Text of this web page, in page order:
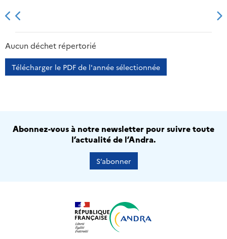
2013 2014
Aucun déchet répertorié
Télécharger le PDF de l'année sélectionnée
Abonnez-vous à notre newsletter pour suivre toute
l’actualité de l’Andra.
S’abonner